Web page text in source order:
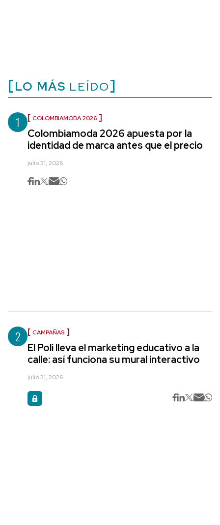
LO MÁS LEÍDO
1 COLOMBIAMODA 2026
Colombiamoda 2026 apuesta por la
identidad de marca antes que el precio
julio 31, 2026
2 CAMPAÑAS
El Poli lleva el marketing educativo a la
calle: así funciona su mural interactivo
julio 31, 2026